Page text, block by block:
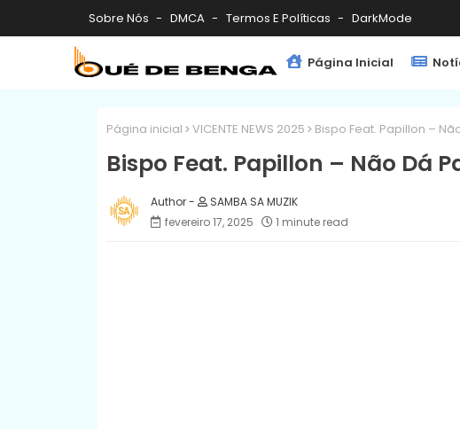
Sobre Nós DMCA Termos E Políticas DarkMode
Página Inicial
Página inicial VICENTE NEWS 2025 Bispo Feat. Papillon –
Bispo Feat. Papillon – Não Dá
SAMBA SA MUZIK
fevereiro 17, 2025
1 minute read